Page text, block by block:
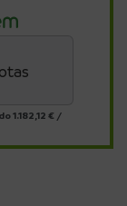
1.182,12 € /